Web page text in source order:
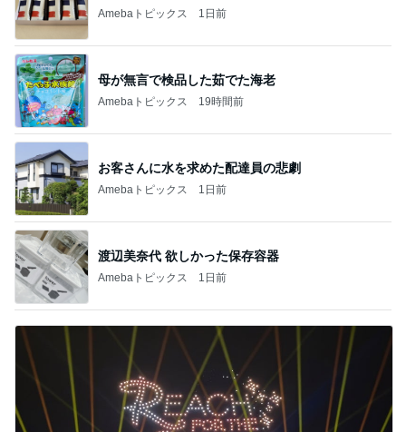
Amebaトピックス 1日前
母が無言で検品した茹でた海老
Amebaトピックス 19時間前
お客さんに水を求めた配達員の悲劇
Amebaトピックス 1日前
渡辺美奈代 欲しかった保存容器
Amebaトピックス 1日前